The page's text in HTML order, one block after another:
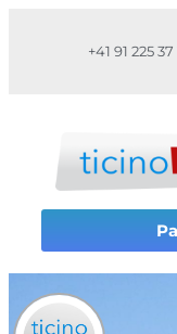
+41 91 225 37